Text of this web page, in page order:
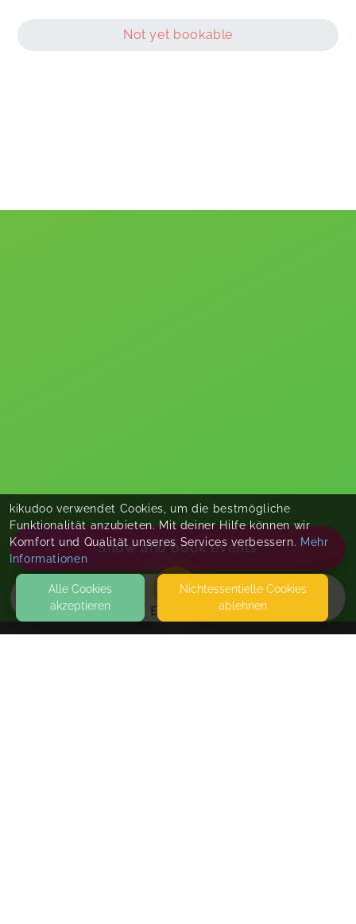
EVENTS
Not yet bookable
Show and book events
kikudoo verwendet Cookies, um die bestmögliche
Funktionalität anzubieten. Mit deiner Hilfe können wir
Komfort und Qualität unseres Services verbessern. Mehr
Informationen
Alle Cookies
akzeptieren
Nicht­essentielle Cookies
ablehnen